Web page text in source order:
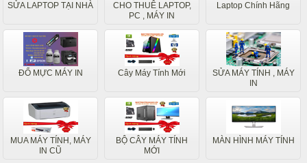
SỬA LAPTOP TẠI NHÀ
CHO THUÊ LAPTOP,
PC , MÁY IN
Laptop Chính Hãng
ĐỔ MỰC MÁY IN Cây Máy Tính Mới
SỬA MÁY TÍNH , MÁY
IN
MUA MÁY TÍNH, MÁY
IN CŨ
BỘ CÂY MÁY TÍNH
MỚI
MÀN HÌNH MÁY TÍNH